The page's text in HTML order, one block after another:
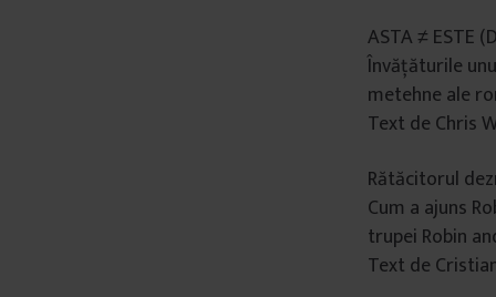
ASTA ≠ ESTE
Învățăturile
metehne ale
Text de Chris
Rătăcitorul
Cum a ajuns
trupei Robin
Text de